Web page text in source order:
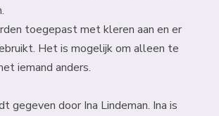
toegepast met kleren aan en er
Het is mogelijk om alleen te
iemand anders.
gegeven door Ina Lindeman. Ina is